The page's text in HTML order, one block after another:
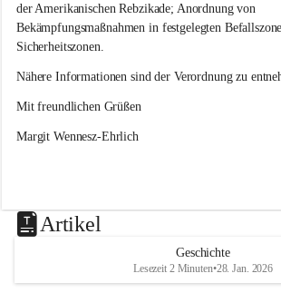
i
p
der Amerikanischen Rebzikade; Anordnung von
Bekämpfungsmaßnahmen in festgelegten
Sicherheitszonen.
Nähere Informationen sind der Verordnung zu
Mit freundlichen Grüßen
Margit Wennesz-Ehrlich
Artikel
Geschichte
Lesezeit 2 Minuten•28. Jan. 2026